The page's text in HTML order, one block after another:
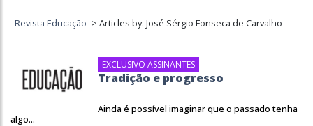
Revista Educação > Articles by: José Sérgio Fonseca de Carvalho
EXCLUSIVO ASSINANTES
Tradição e progresso
Ainda é possível imaginar que o passado tenha
algo...